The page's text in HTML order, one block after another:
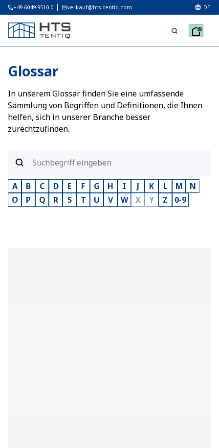
+49 6049 9510 0 verkauf@hts-tentiq.com DE
Glossar
In unserem Glossar finden Sie eine umfassende
Sammlung von Begriffen und Definitionen, die Ihnen
helfen, sich in unserer Branche besser
zurechtzufinden.
A B C D E F G H I J K L M
N
O
P Q R S T U V W X Y Z 0-9